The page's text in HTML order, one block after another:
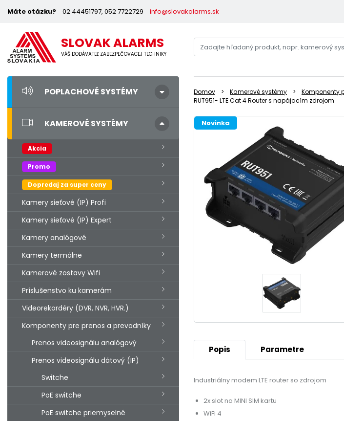
Máte otázku? 02 44451797, 052 7722729 info@slovakalarms.sk
SLOVAK ALARMS
VÁŠ DODÁVATEĽ ZABEZPEČOVACEJ TECHNIKY
POPLACHOVÉ SYSTÉMY
KAMEROVÉ SYSTÉMY
Akcia
Promo
Dopredaj za super ceny
Kamery sieťové (IP) Profi
Kamery sieťové (IP) Expert
Kamery analógové
Kamery termálne
Kamerové zostavy Wifi
Príslušenstvo ku kamerám
Videorekordéry (DVR, NVR, HVR.)
Komponenty pre prenos a prevodníky
Prenos videosignálu analógový
Prenos videosignálu dátový (IP)
Switche
PoE switche
PoE switche priemyselné
Domov Kamerové systémy Komponenty
RUT951- LTE Cat 4 Router s napájacím zdrojom
Novinka
Popis Parametre
Industriálny modem LTE router so zdrojom
2x slot na MINI SIM kartu
WiFi 4